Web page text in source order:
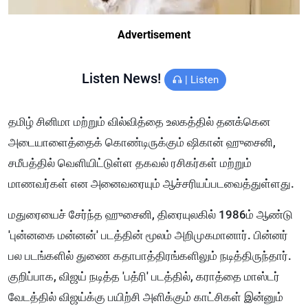
Advertisement
Listen News! | Listen
தமிழ் சினிமா மற்றும் வில்வித்தை உலகத்தில் தனக்கென
அடையாளைத்தைக் கொண்டிருக்கும் ஷிகான் ஹுசைனி,
சமீபத்தில் வெளியிட்டுள்ள தகவல் ரசிகர்கள் மற்றும்
மாணவர்கள் என அனைவரையும் ஆச்சரியப்படவைத்துள்ளது.
மதுரையைச் சேர்ந்த ஹுசைனி, திரையுலகில் 1986ம் ஆண்டு
'புன்னகை மன்னன்' படத்தின் மூலம் அறிமுகமானார். பின்னர்
பல படங்களில் துணை கதாபாத்திரங்களிலும் நடித்திருந்தார்.
குறிப்பாக, விஜய் நடித்த 'பத்ரி' படத்தில், கராத்தை மாஸ்டர்
வேடத்தில் விஜய்க்கு பயிற்சி அளிக்கும் காட்சிகள் இன்னும்